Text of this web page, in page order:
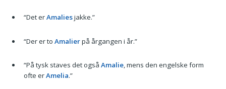
“Det erAmaliesjakke.”
“Der er to Amalierpå årgangen i år.”
“På tysk staves det også Amalie, mens den engelske form
ofte erAmelia.”